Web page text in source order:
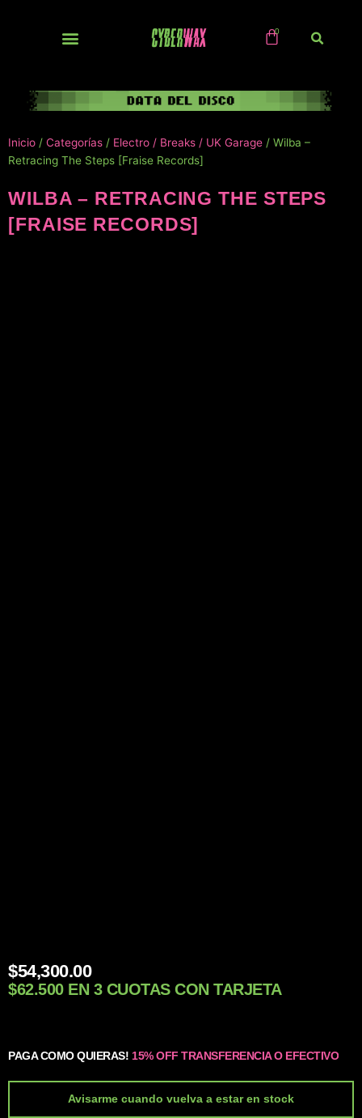
Inicio / Categorías / Electro / Breaks / UK Garage / Wilba –
Retracing The Steps [Fraise Records]
WILBA – RETRACING THE STEPS
[FRAISE RECORDS]
$54,300.00
$62.500 EN 3 CUOTAS CON TARJETA
PAGA COMO QUIERAS! 15% OFF TRANSFERENCIA O EFECTIVO
Avisarme cuando vuelva a estar en stock